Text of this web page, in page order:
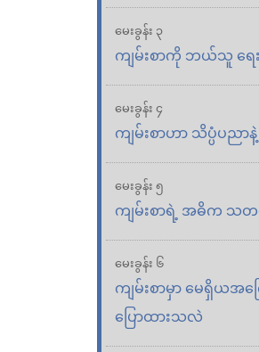
ပြန်
ကျမ်း
မေးခွန်း ၃
ကျမ်းစာကို ဘယ်သူ ရ
မေးခွန်း ၄
ကျမ်းစာဟာ သိပ္ပံပ
မေးခွန်း ၅
ကျမ်းစာရဲ့ အဓိက သ
မေးခွန်း ၆
ကျမ်းစာမှာ မေရှိယအ
ပြောထားသလဲ